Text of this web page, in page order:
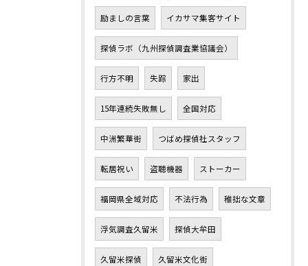
励ましの言葉 イカサマ集客サイト
探偵ラボ（九州探偵調査業協議会）
行方不明 失踪 家出
15年連続失敗無し 全国対応
中洲繁華街 つばめ探偵社スタッフ
転居祝い 盗聴機器 ストーカー
福岡県全域対応 不法行為 稚拙な文章
浮気調査久留米 探偵大牟田
久留米探偵 久留米文化街